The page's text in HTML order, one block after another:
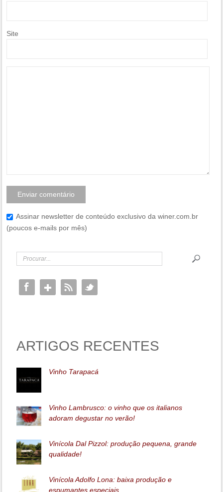
Site
Assinar newsletter de conteúdo exclusivo da winer.com.br
(poucos e-mails por mês)
ARTIGOS RECENTES
Vinho Tarapacá
Vinho Lambrusco: o vinho que os italianos
adoram degustar no verão!
Vinícola Dal Pizzol: produção pequena, grande
qualidade!
Vinícola Adolfo Lona: baixa produção e
espumantes especiais